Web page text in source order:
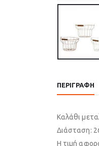
ΠΕΡΙΓΡΑΦΉ
Καλάθι
Διάσταση:
Η τιμή